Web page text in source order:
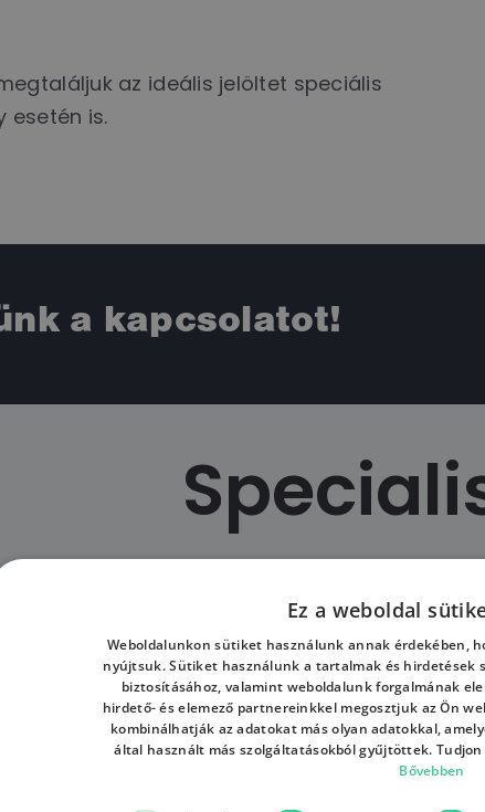
az ideális jelöltet speciális
esetén is.
a kapcsolatot!
10 év szakmai tapasztalattal
legalább 4 core technológiában
Ez a weboldal
Weboldalunkon sütiket használunk annak érdekében,
nyújtsuk. Sütiket használunk a tartalmak és hirdetések
biztosításához, valamint weboldalunk forgalmának
hirdető- és elemező partnereinkkel megosztjuk az Ön
kombinálhatják az adatokat más olyan adatokkal,
által használt más szolgáltatásokból gyűjtöttek.
Bővebben